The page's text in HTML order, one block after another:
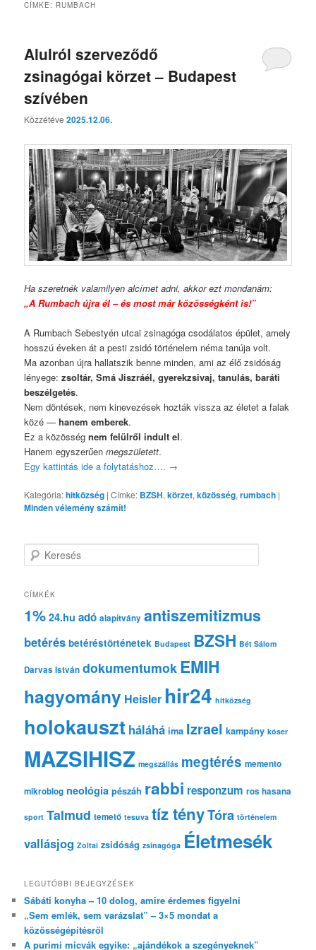
CÍMKE: RUMBACH
Alulról szerveződő
zsinagógai körzet – Budapest
szívében
Közzétéve2025.12.06.
Ha szeretnék valamilyen alcímet adni, akkor ezt mondanám:
„A Rumbach újra él – és most már közösségként is!”
A Rumbach Sebestyén utcai zsinagóga csodálatos épület, amely
hosszú éveken át a pesti zsidó történelem néma tanúja volt.
Ma azonban újra hallatszik benne minden, ami az élő zsidóság
lényege:zsoltár, Smá Jiszráél, gyerekzsivaj, tanulás, baráti
beszélgetés.
Nem döntések, nem kinevezések hozták vissza az életet a falak
közé —hanem emberek.
Ez a közösségnem felülről indult el.
Hanem egyszerűenmegszületett.
Egy kattintás ide a folytatáshoz…. →
Kategória:hitközség |Címke: BZSH,körzet,közösség,rumbach |
Minden vélemény számít!
e
e
é
CÍMKÉK
1% 24.hu adó alapítvány antiszemitizmus
betérés betéréstörténetek Budapest BZSH Bét Sálom
Darvas István dokumentumok EMIH
hagyomány Heisler hir24 hitközség
holokauszt háláhá ima Izrael kampány kóser
MAZSIHISZ megszállás megtérés memento
mikroblog neológia pészáh rabbi responzum ros hasana
sport Talmud temető tesuva tíz tényTóra történelem
vallásjog Zoltai zsidóság zsinagóga Életmesék
LEGUTÓBBI BEJEGYZÉSEK
Sábáti konyha – 10 dolog, amire érdemes figyelni
„Sem emlék, sem varázslat” – 3×5 mondat a
közösségépítésről
A purimi micvák egyike: „ajándékok a szegényeknek”